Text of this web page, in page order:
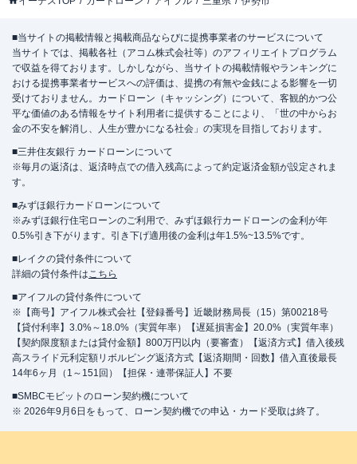
■当サイトの掲載情報と掲載商品ならびに提携事業者のサービスについて
当サイトでは、掲載各社（アコム株式会社等）のアフィリエイトプログラム
で収益を得ております。しかしながら、当サイトの掲載情報やランキングに
おける提携事業者サービスへの評価は、提携の有無や金銭による影響を一切
受けておりません。カードローン（キャッシング）について、客観的かつ公
平な価値のある情報をサイト利用者に提供することにより、「世の中からお
金の不安を解消し、人生が豊かになる社会」の実現を目指しております。
■三井住友銀行 カードローンについて
※毎月の返済は、返済時点での借入残高によって約定返済金額が設定されま
す。
■みずほ銀行カードローンについて
※みずほ銀行住宅ローンのご利用で、みずほ銀行カードローンの金利が年
0.5%引き下がります。引き下げ適用後の金利は年1.5%~13.5%です。
■レイクの貸付条件について
詳細の貸付条件はこちら
■アイフルの貸付条件について
※【商号】アイフル株式会社【登録番号】近畿財務局長（15）第00218号
【貸付利率】3.0%～18.0%（実質年率）【遅延損害金】20.0%（実質年率）
【契約限度額または貸付金額】800万円以内（要審査）【返済方式】借入後残
高スライド元利定額リボルビング返済方式【返済期間・回数】借入直後最長
14年6ヶ月（1～151回）【担保・連帯保証人】不要
■SMBCモビットのローン契約機について
※ 2026年9月6日をもって、ローン契約機での申込・カード受取は終了。